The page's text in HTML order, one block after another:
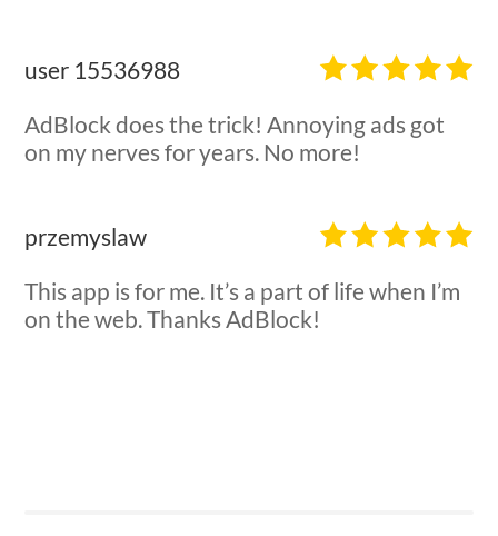
user 15536988
AdBlock does the trick! Annoying ads got
on my nerves for years. No more!
przemyslaw
This app is for me. It’s a part of life when I’m
on the web. Thanks AdBlock!